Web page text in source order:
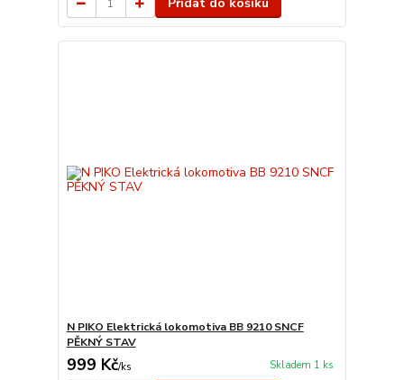
N PIKO Elektrická lokomotiva BB 9210 SNCF
PĚKNÝ STAV
999 Kč/ks Skladem 1 ks